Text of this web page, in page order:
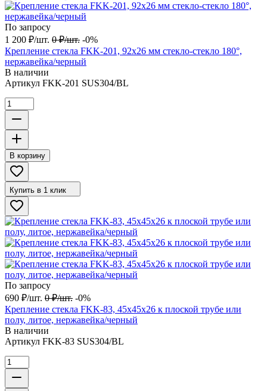
По запросу
1 200 ₽/шт. 0 ₽/шт. -0%
Крепление стекла FKK-201, 92х26 мм стекло-стекло 180°,
нержавейка/черный
В наличии
Артикул FKK-201 SUS304/BL
В корзину
Купить в 1 клик
По запросу
690 ₽/шт. 0 ₽/шт. -0%
Крепление стекла FKK-83, 45х45х26 к плоской трубе или
полу, литое, нержавейка/черный
В наличии
Артикул FKK-83 SUS304/BL